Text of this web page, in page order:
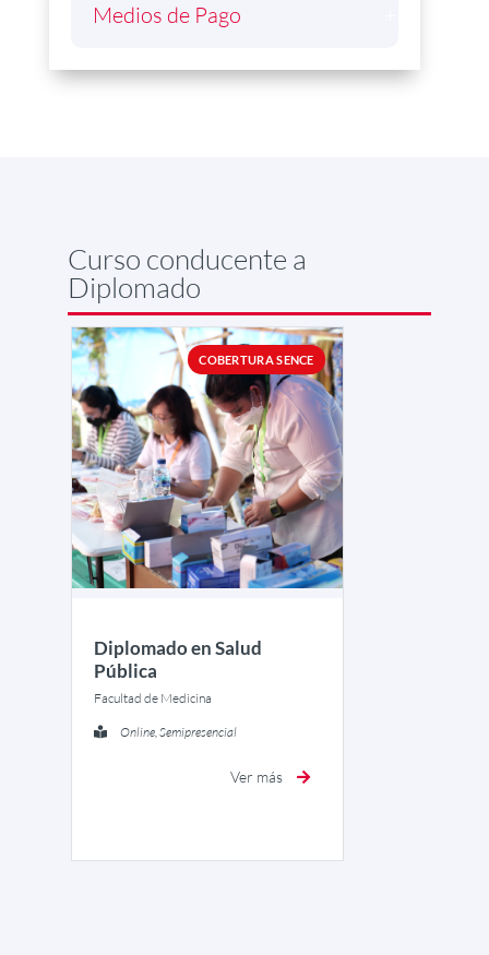
Medios de Pago
Curso conducente a
Diplomado
COBERTURA SENCE
Diplomado en Salud
Pública
Facultad de Medicina
Online, Semipresencial
Ver más